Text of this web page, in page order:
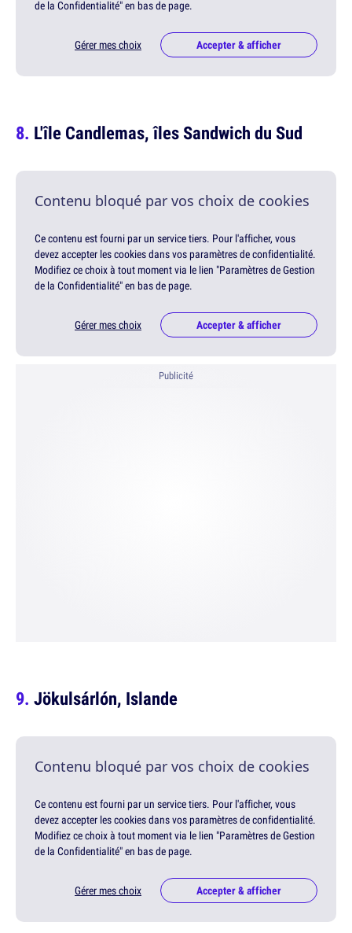
de la Confidentialité" en bas de page.
Gérer mes choix Accepter & afficher
L'île Candlemas, îles Sandwich du Sud
Contenu bloqué par vos choix de cookies
Ce contenu est fourni par un service tiers. Pour l'afficher, vous
devez accepter les cookies dans vos paramètres de confidentialité.
Modifiez ce choix à tout moment via le lien "Paramètres de Gestion
de la Confidentialité" en bas de page.
Gérer mes choix Accepter & afficher
Publicité
Jökulsárlón, Islande
Contenu bloqué par vos choix de cookies
Ce contenu est fourni par un service tiers. Pour l'afficher, vous
devez accepter les cookies dans vos paramètres de confidentialité.
Modifiez ce choix à tout moment via le lien "Paramètres de Gestion
de la Confidentialité" en bas de page.
Gérer mes choix Accepter & afficher